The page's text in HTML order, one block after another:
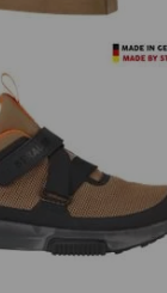
e.s. Shreveport, barn